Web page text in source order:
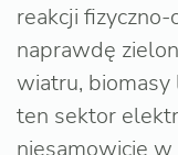
reakcji
naprawdę
wiatru, biomasy
ten sektor
niesamowicie w